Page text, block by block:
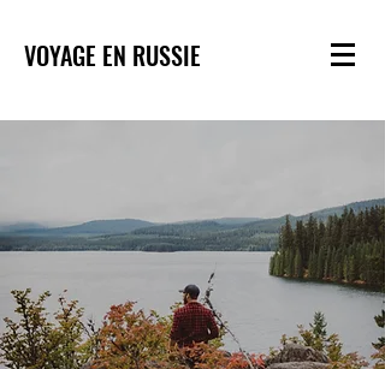
VOYAGE EN RUSSIE